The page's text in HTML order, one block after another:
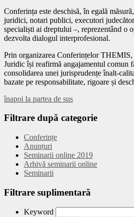
Conferința este deschisă, în egală
juridici, notari publici, executori
specialiști ai dreptului –, reprezentând o
dezvolta dialogul interprofesional.
Prin organizarea Conferințelor
Juridic își reafirmă angajamentul comun
consolidarea unei jurisprudențe înalt-
bazate pe responsabilitate, rigoare și
înapoi la partea de sus
Filtrare după categorie
Conferințe
Anunțuri
Seminarii online 2019
Arhivă seminarii online
Seminarii
Filtrare suplimentară
Keyword